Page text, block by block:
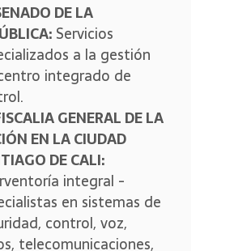
DE LA
Servicios
a la gestión
integrado de
GENERAL DE LA
EN LA CIUDAD
DE CALI:
integral -
en sistemas de
control, voz,
telecomunicaciones,